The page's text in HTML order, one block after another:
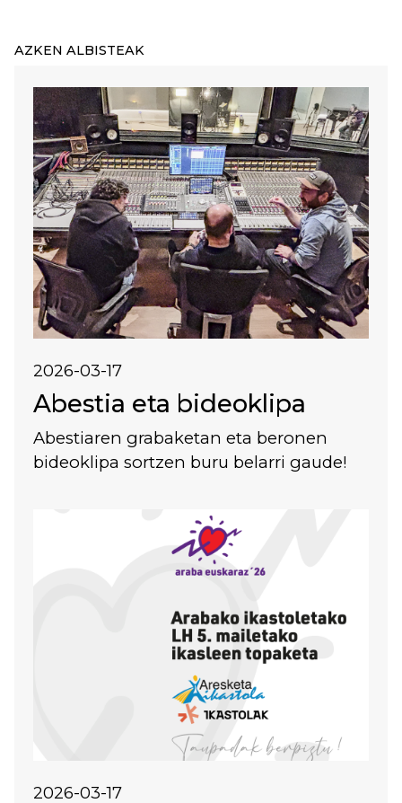
AZKEN ALBISTEAK
Irudia
2026-03-17
Abestia eta bideoklipa
Abestiaren grabaketan eta beronen
bideoklipa sortzen buru belarri gaude!
2026-03-17